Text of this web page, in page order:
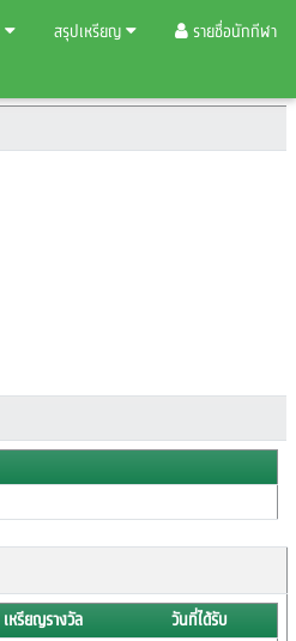
สรุปเหรียญ รายชื่อนักกีฬา
เหรียญรางวัล
วันที่ได้รับ